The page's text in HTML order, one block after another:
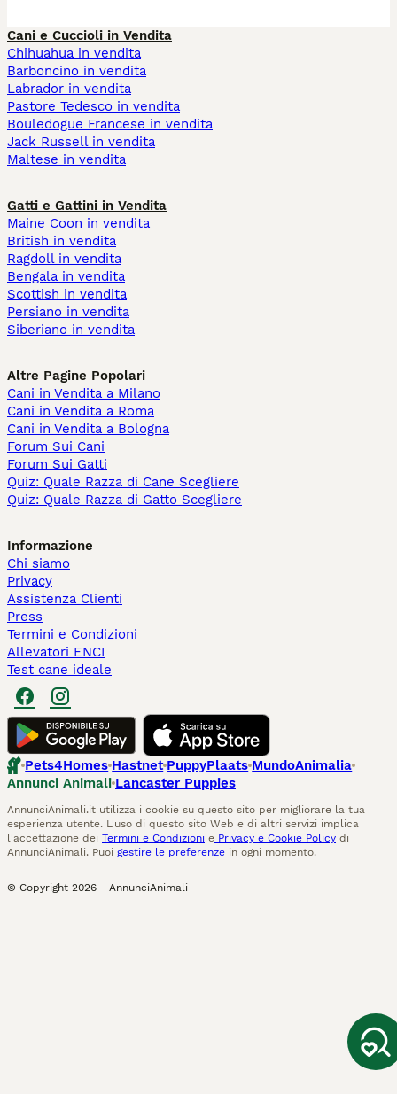
Cani e Cuccioli in Vendita
Chihuahua in vendita
Barboncino in vendita
Labrador in vendita
Pastore Tedesco in vendita
Bouledogue Francese in vendita
Jack Russell in vendita
Maltese in vendita
Gatti e Gattini in Vendita
Maine Coon in vendita
British in vendita
Ragdoll in vendita
Bengala in vendita
Scottish in vendita
Persiano in vendita
Siberiano in vendita
Altre Pagine Popolari
Cani in Vendita a Milano
Cani in Vendita a Roma
Cani in Vendita a Bologna
Forum Sui Cani
Forum Sui Gatti
Quiz: Quale Razza di Cane Scegliere
Quiz: Quale Razza di Gatto Scegliere
Informazione
Chi siamo
Privacy
Assistenza Clienti
Press
Termini e Condizioni
Allevatori ENCI
Test cane ideale
Pets4Homes Hastnet PuppyPlaats MundoAnimalia
Annunci Animali Lancaster Puppies
AnnunciAnimali.it utilizza i cookie su questo sito per migliorare la tua
esperienza utente. L'uso di questo sito Web e di altri servizi implica
l'accettazione dei Termini e Condizioni e Privacy e Cookie Policy di
AnnunciAnimali. Puoi gestire le preferenze in ogni momento.
© Copyright 2026 - AnnunciAnimali